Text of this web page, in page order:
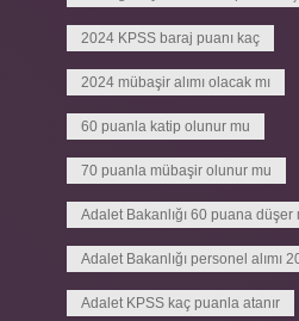
2024 KPSS baraj puanı kaç
2024 mübaşir alımı olacak mı
60 puanla katip olunur mu
70 puanla mübaşir olunur mu
Adalet Bakanlığı 60 puana düşer
Adalet Bakanlığı personel alımı
Adalet KPSS kaç puanla atanır